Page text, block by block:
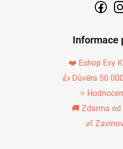
Informace
❤️ Eshop Evy
👍 Důvěra 50
⭐
🚚 Zdarma od
👶